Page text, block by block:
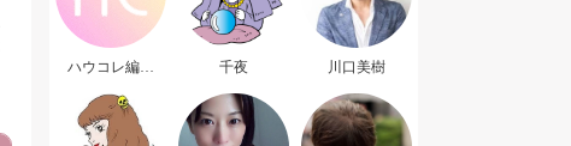
ハウコレ編集
千夜 川口美樹